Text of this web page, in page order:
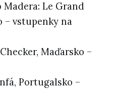
Madera: Le Grand
– vstupenky na
Maďarsko –
Portugalsko –